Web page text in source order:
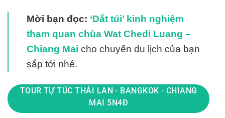
Mời bạn đọc: ‘Dắt túi’ kinh nghiệm
tham quan chùa Wat Chedi Luang –
Chiang Mai cho chuyến du lịch của bạn
sắp tới nhé.
TOUR TỰ TÚC THÁI LAN - BANGKOK - CHIANG
MAI 5N4Đ